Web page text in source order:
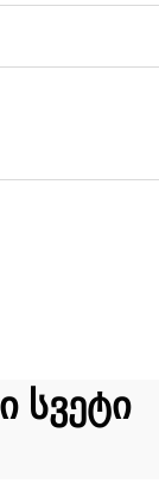
სვეტი